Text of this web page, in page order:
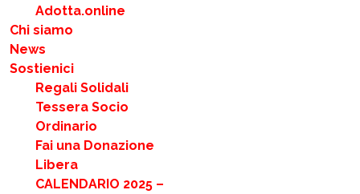
Adotta.online
Chi siamo
News
Sostienici
Regali Solidali
Tessera Socio
Ordinario
Fai una Donazione
Libera
CALENDARIO 2025 –